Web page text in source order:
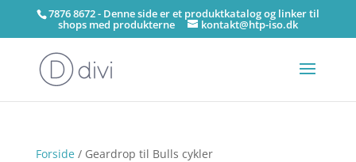
7876 8672 - Denne side er et produktkatalog og linker til
shops med produkterne kontakt@htp-iso.dk
Forside/ Geardrop til Bulls cykler